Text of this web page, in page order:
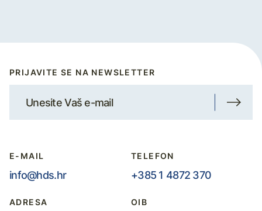
PRIJAVITE SE NA NEWSLETTER
E-MAIL
info@hds.hr
TELEFON
+385 1 4872 370
ADRESA OIB